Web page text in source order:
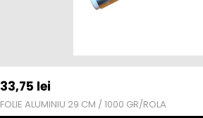
33,75 lei
FOLIE ALUMINIU 29 CM / 1000 GR/ROLA